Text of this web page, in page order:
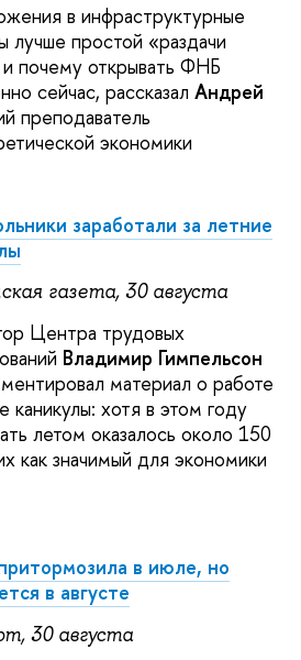
в инфраструктурные
лучше простой «раздачи
почему открывать ФНБ
сейчас, рассказал Андрей
преподаватель
экономики
заработали за летние
газета, 30 августа
Центра трудовых
Владимир Гимпельсон
материал о работе
каникулы: хотя в этом году
летом оказалось около 150
как значимый для экономики
в июле, но
в августе
30 августа